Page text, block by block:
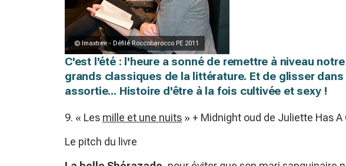
© Imaxtree - Défilé Roccobarocco PE 2011
C'est l'été : l'heure a sonné de remettre à niveau
grands classiques de la littérature. Et de glisser
assortie... Histoire d'être à la fois cultivée et sexy !
9. « Les mille et une nuits » + Midnight oud de Juliette Has A
Le pitch du livre